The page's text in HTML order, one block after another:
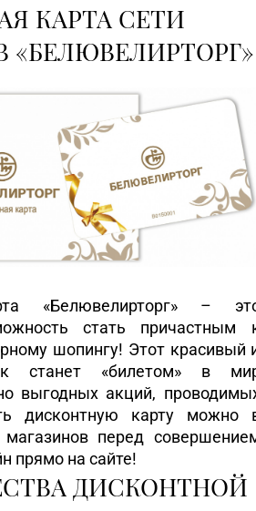
КАРТА СЕТИ
«БЕЛЮВЕЛИРТОРГ»
«Белювелирторг» –
стать причастным
шопингу! Этот красивый
станет «билетом» в
выгодных акций,
дисконтную карту можно
перед
прямо на сайте!
ДИСКОНТНОЙ